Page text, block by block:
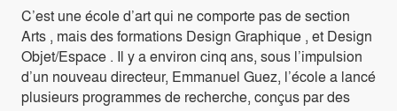
C’est une école d’art qui ne comporte pas de section
Arts , mais des formations Design Graphique , et Design
Objet/Espace . Il y a environ cinq ans, sous l’impulsion
d’un nouveau directeur, Emmanuel Guez, l’école a lancé
plusieurs programmes de recherche, conçus par des